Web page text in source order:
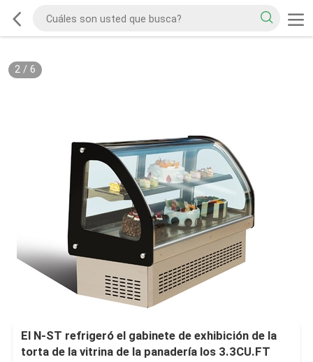
2/ 6
El N-ST refrigeró el gabinete de exhibición de la
torta de la vitrina de la panadería los 3.3CU.FT